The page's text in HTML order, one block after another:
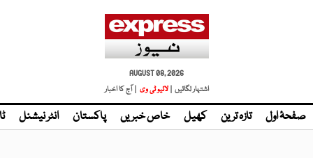
AUGUST 08, 2026
اشتہار لگائیں |
| آج کا اخبار
صفحۂ اول تازہ ترین کھیل خاص خبریں پاکستان انٹر نیشنل